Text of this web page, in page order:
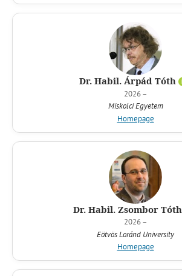
Dr. Habil. Árpád Tóth
2026 –
Miskolci Egyetem
Homepage
Dr. Habil. Zsombor Tóth
2026 –
Eötvös Loránd University
Homepage